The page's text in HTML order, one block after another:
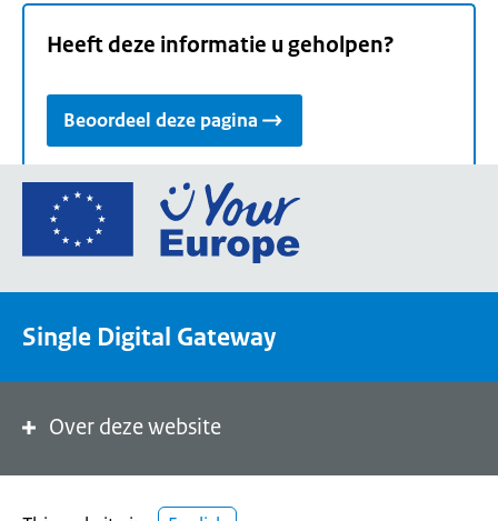
Heeft deze informatie u geholpen?
Beoordeel deze pagina
Ga
de
een
de
Single Digital Gateway
Over deze website